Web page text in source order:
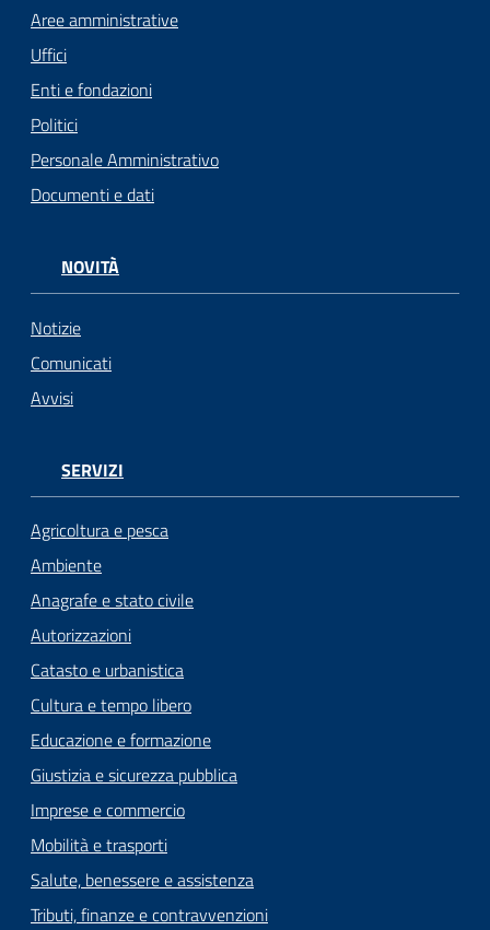
Aree amministrative
Uffici
Enti e fondazioni
Politici
Personale Amministrativo
Documenti e dati
NOVITÀ
Notizie
Comunicati
Avvisi
SERVIZI
Agricoltura e pesca
Ambiente
Anagrafe e stato civile
Autorizzazioni
Catasto e urbanistica
Cultura e tempo libero
Educazione e formazione
Giustizia e sicurezza pubblica
Imprese e commercio
Mobilità e trasporti
Salute, benessere e assistenza
Tributi, finanze e contravvenzioni